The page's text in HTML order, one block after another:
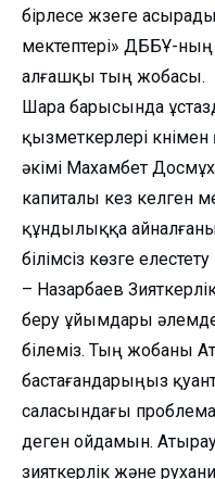
бірлесе жүзеге
мектептері» ДББҰ-ның
алғашқы тың жобасы.
Шара барысында
қызметкерлері
әкімі Махамбет
капиталы кез келген
құндылыққа
білімсіз көзге
– Назарбаев
беру ұйымдары әлемде
білеміз. Тың жобаны
бастағандарыңыз
саласындағы
деген ойдамын.
зияткерлік және